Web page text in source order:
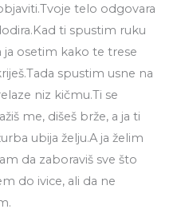
telo odgovara
ti spustim ruku
ja osetim kako te trese
spustim usne na
niz kičmu.Ti se
me, dišeš brže, a ja ti
ubija želju.A ja želim
da zaboraviš sve što
do ivice, ali da ne